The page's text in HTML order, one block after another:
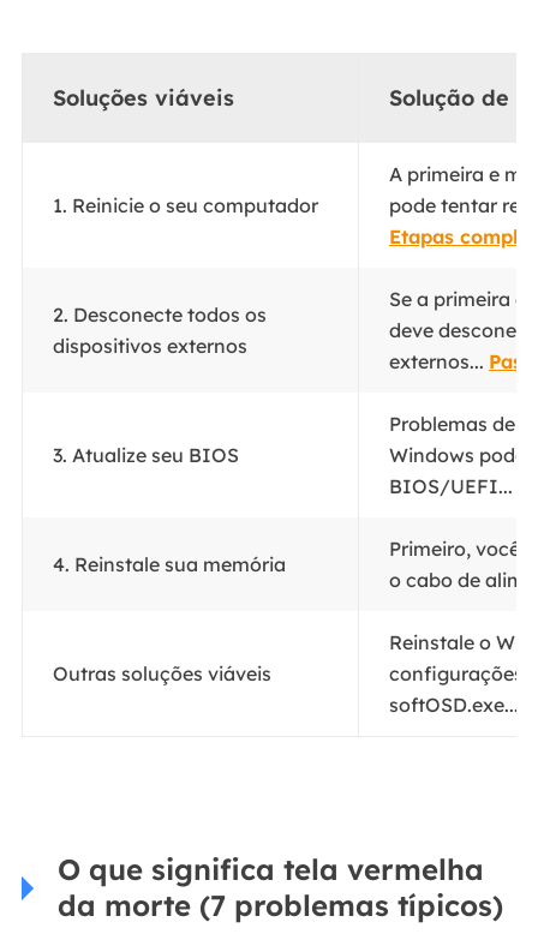
Soluções viáveis Solução de
1. Reinicie o seu computador
A primeira e
pode tentar
Etapas
2. Desconecte todos os
dispositivos externos
Se a primeira
deve
externos...
3. Atualize seu BIOS
Problemas de
Windows
BIOS/UEFI...
4. Reinstale sua memória
Primeiro, você
o cabo de
Outras soluções viáveis
Reinstale o
configurações
softOSD.exe...
O que significa tela vermelha
da morte (7 problemas típicos)